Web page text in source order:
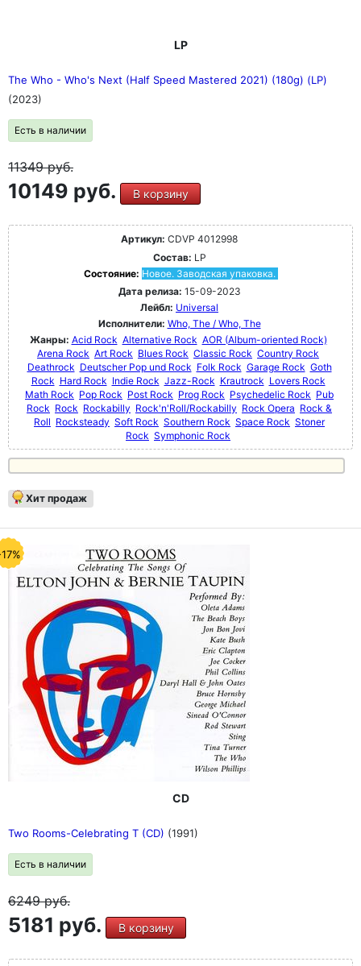
LP
The Who - Who's Next (Half Speed Mastered 2021) (180g) (LP)
(2023)
Есть в наличии
11349руб.
10149 руб. В корзину
Артикул: CDVP 4012998
Состав: LP
Состояние: Новое. Заводская упаковка.
Дата релиза: 15-09-2023
Лейбл: Universal
Исполнители: Who, The / Who, The
Жанры: Acid Rock Alternative Rock AOR (Album-oriented Rock)
Arena Rock Art Rock Blues Rock Classic Rock Country Rock
Deathrock Deutscher Pop und Rock Folk Rock Garage Rock Goth
Rock Hard Rock Indie Rock Jazz-Rock Krautrock Lovers Rock
Math Rock Pop Rock Post Rock Prog Rock Psychedelic Rock Pub
Rock Rock Rockabilly Rock'n'Roll/Rockabilly Rock Opera Rock &
Roll Rocksteady Soft Rock Southern Rock Space Rock Stoner
Rock Symphonic Rock
Хит продаж
CD
Two Rooms-Celebrating T (CD) (1991)
Есть в наличии
6249руб.
5181 руб. В корзину